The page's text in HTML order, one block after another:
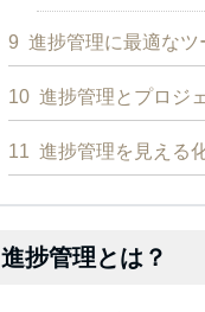
9 進捗管理に最適なツ
10 進捗管理とプロジ
11 進捗管理を見える
進捗管理とは？